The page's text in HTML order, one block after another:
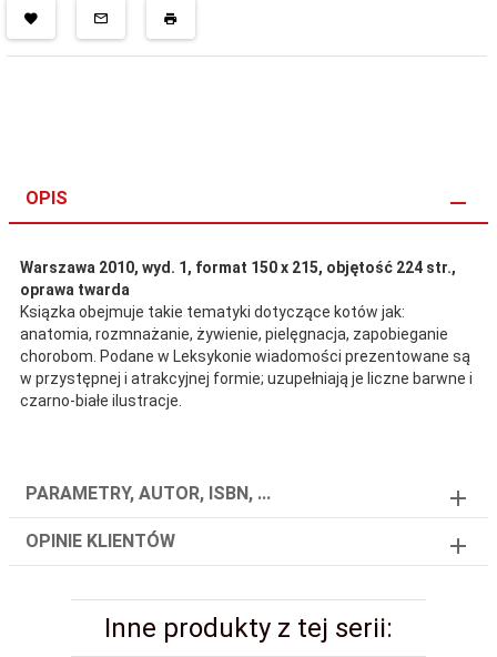
OPIS
Warszawa 2010, wyd. 1, format 150 x 215, objętość 224 str.,
oprawa twarda
Ksiązka obejmuje takie tematyki dotyczące kotów jak:
anatomia, rozmnażanie, żywienie, pielęgnacja, zapobieganie
chorobom. Podane w Leksykonie wiadomości prezentowane są
w przystępnej i atrakcyjnej formie; uzupełniają je liczne barwne i
czarno-białe ilustracje.
PARAMETRY, AUTOR, ISBN, ...
OPINIE KLIENTÓW
Inne produkty z tej serii: